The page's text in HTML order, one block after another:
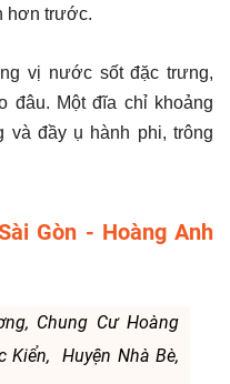
hơn trước.
vị nước sốt đặc trưng,
đâu. Một đĩa chỉ khoảng
và đầy ụ hành phi, trông
Gòn - Hoàng Anh
Chung Cư Hoàng
Kiển, Huyện Nhà Bè,